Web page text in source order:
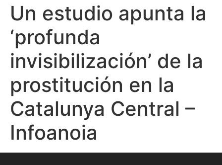
Un estudio apunta la
‘profunda
invisibilización’ de la
prostitución en la
Catalunya Central –
Infoanoia